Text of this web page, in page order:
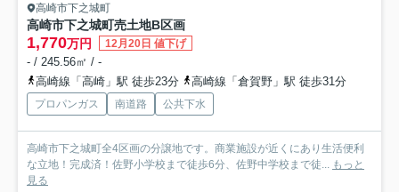
高崎市下之城町
高崎市下之城町売土地B区画
1,770万円 12月20日 値下げ
- / 245.56㎡ / -
高崎線「高崎」駅 徒歩23分
高崎線「倉賀野」駅 徒歩31分
プロパンガス 南道路 公共下水
高崎市下之城町全4区画の分譲地です。商業施設が近くにあり生活便利
な立地！完成済！佐野小学校まで徒歩6分、佐野中学校まで徒... もっと
見る